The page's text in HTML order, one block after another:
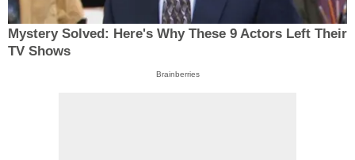
Mystery Solved: Here's Why These 9 Actors Left Their
TV Shows
Brainberries